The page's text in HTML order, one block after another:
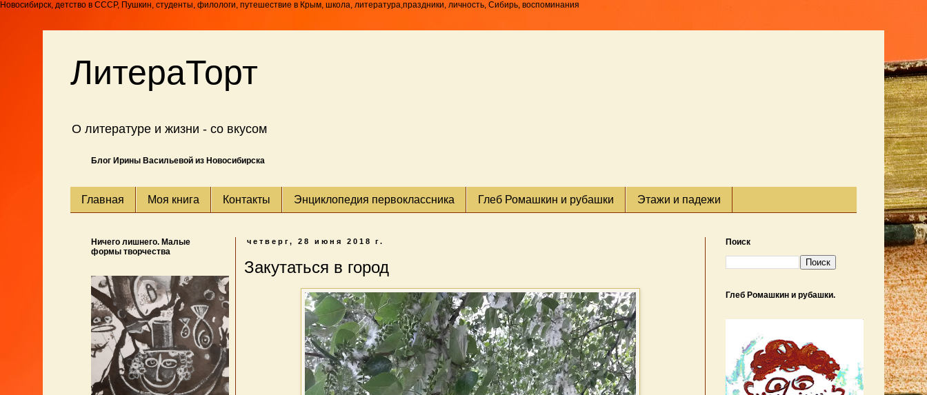
Новосибирск, детство в СССР, Пушкин, студенты, филологи, путешествие в Крым, школа, литература,праздники, личность, Сибирь, воспоминания
ЛитераТорт
О литературе и жизни - со вкусом
Блог Ирины Васильевой из Новосибирска
Главная Моя книга Контакты Энциклопедия первоклассника Глеб Ромашкин и рубашки Этажи и падежи
четверг, 28 июня 2018 г.
Закутаться в город
Ничего лишнего. Малые
формы творчества
Поиск
Глеб Ромашкин и рубашки.